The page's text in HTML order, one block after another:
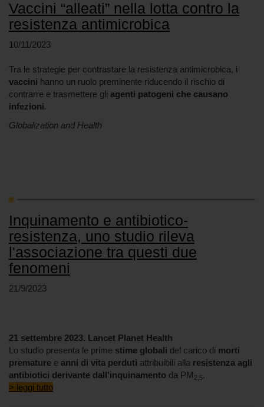
Vaccini “alleati” nella lotta contro la
resistenza antimicrobica
10/11/2023
Tra le strategie per contrastare la resistenza antimicrobica, i
vaccini hanno un ruolo preminente riducendo il rischio di
contrarre e trasmettere gli agenti patogeni che causano
infezioni.
Globalization and Health
Inquinamento e antibiotico-
resistenza, uno studio rileva
l'associazione tra questi due
fenomeni
21/9/2023
21 settembre 2023. Lancet Planet Health
Lo studio presenta le prime stime globali del carico di morti
premature e anni di vita perduti attribuibili alla resistenza agli
antibiotici derivante dall'inquinamento da PM 2,5.
> leggi tutto